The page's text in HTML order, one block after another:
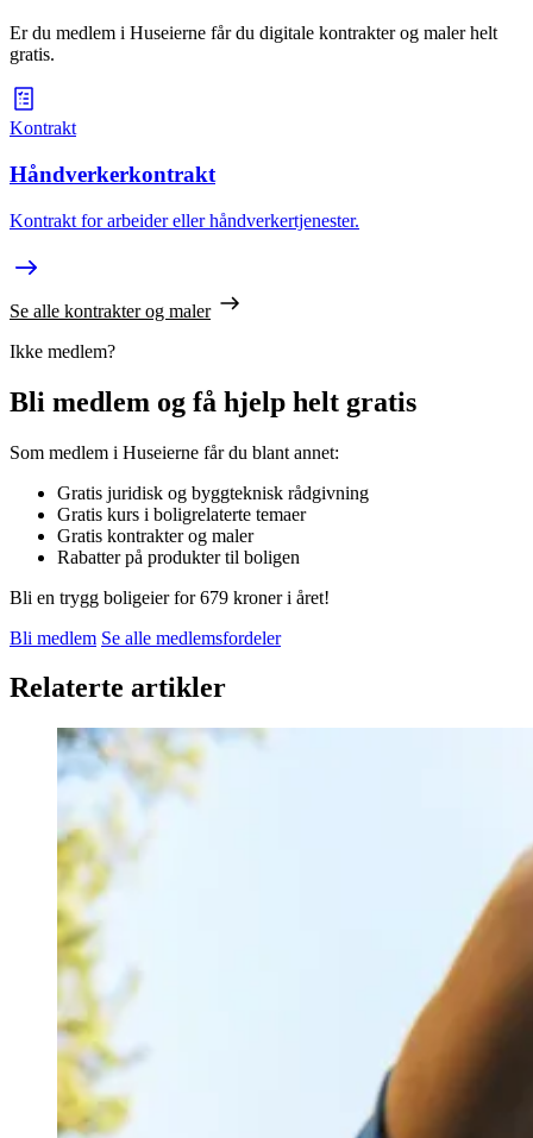
Er du medlem i Huseierne får du digitale kontrakter og maler helt
gratis.
Kontrakt
Håndverkerkontrakt
Kontrakt for arbeider eller håndverkertjenester.
Se alle kontrakter og maler
Ikke medlem?
Bli medlem og få hjelp helt gratis
Som medlem i Huseierne får du blant annet:
Gratis juridisk og byggteknisk rådgivning
Gratis kurs i boligrelaterte temaer
Gratis kontrakter og maler
Rabatter på produkter til boligen
Bli en trygg boligeier for 679 kroner i året!
Bli medlem Se alle medlemsfordeler
Relaterte artikler